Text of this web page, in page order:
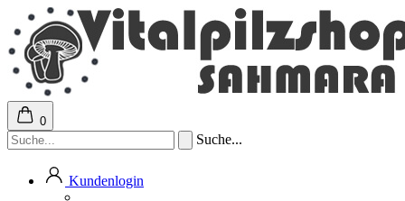
0
Suche...
Kundenlogin